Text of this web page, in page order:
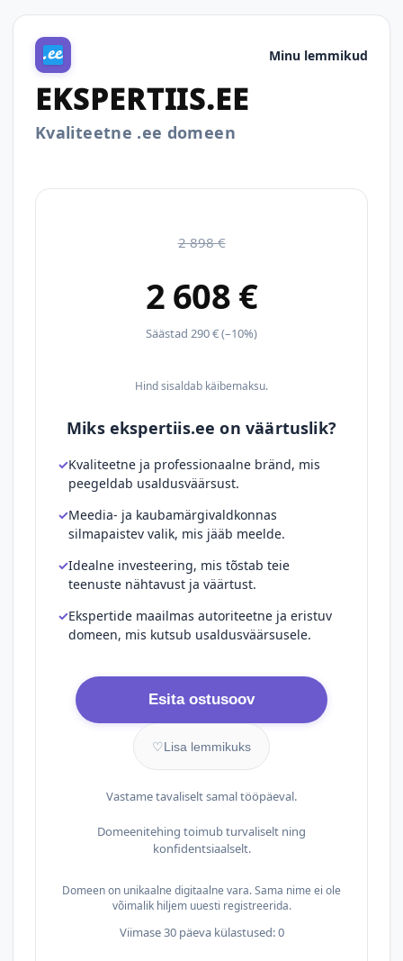
Minu lemmikud
EKSPERTIIS.EE
Kvaliteetne .ee domeen
2 898 €
2 608 €
Säästad 290 € (–10%)
Hind sisaldab käibemaksu.
Miks ekspertiis.ee on väärtuslik?
Kvaliteetne ja professionaalne bränd, mis
peegeldab usaldusväärsust.
Meedia- ja kaubamärgivaldkonnas
silmapaistev valik, mis jääb meelde.
Idealne investeering, mis tõstab teie
teenuste nähtavust ja väärtust.
Ekspertide maailmas autoriteetne ja eristuv
domeen, mis kutsub usaldusväärsusele.
Esita ostusoov
♡Lisa lemmikuks
Vastame tavaliselt samal tööpäeval.
Domeenitehing toimub turvaliselt ning
konfidentsiaalselt.
Domeen on unikaalne digitaalne vara. Sama nime ei ole
võimalik hiljem uuesti registreerida.
Viimase 30 päeva külastused: 0